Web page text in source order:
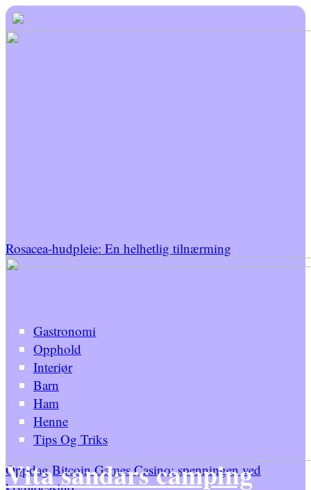
Rosacea-hudpleie: En helhetlig tilnærming
Oppdag Bitcoin Games Casino: spenningen ved
Gastronomi
Opphold
Interiør
Barn
Ham
Henne
Tips Og Triks
Vita sandars camping